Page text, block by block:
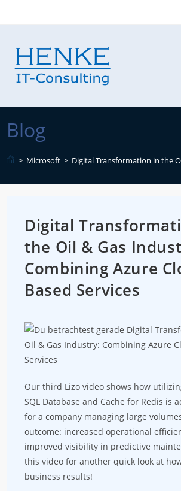
Inhalt
Blog
> Microsoft > Digital Transformation in the
Digital
the Oil & Gas
Combining Azure
Based Services
Our third Lizo video shows how
SQL Database and Cache for Redis is
for a company managing large
outcome: increased operational
improved visibility in predictive
this video for another quick look at
business results!